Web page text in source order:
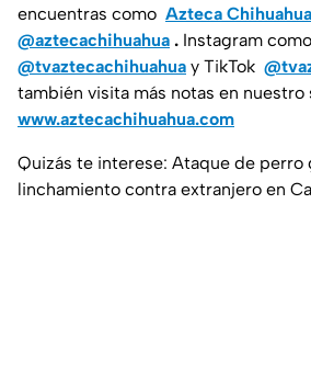
encuentras como Azteca Chihuahua
@aztecachihuahua . Instagram como
@tvaztecachihuahua y TikTok
también visita más notas en nuestro
www.aztecachihuahua.com
Quizás te interese: Ataque de perro
linchamiento contra extranjero en